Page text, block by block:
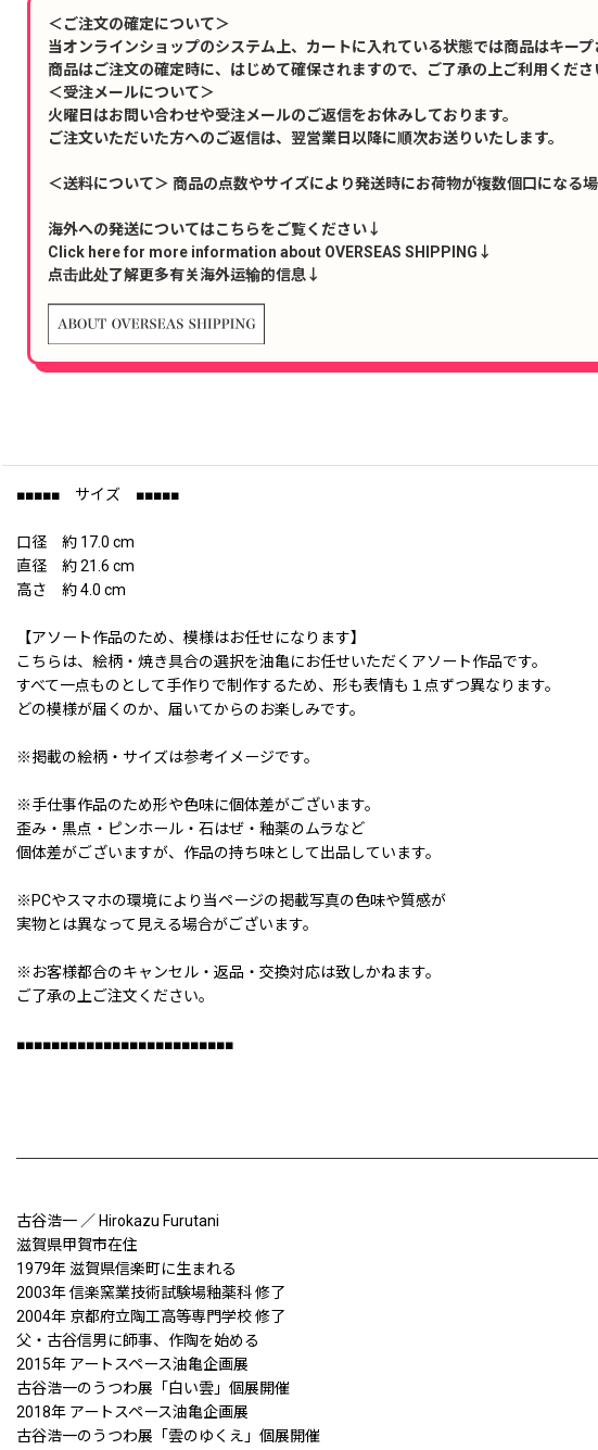
＜ご注文の確定について＞
当オンラインショップのシステム上、カートに入れている状態では商品はキープ
商品はご注文の確定時に、はじめて確保されますので、ご了承の上ご利用くださ
＜受注メールについて＞
火曜日はお問い合わせや受注メールのご返信をお休みしております。
ご注文いただいた方へのご返信は、翌営業日以降に順次お送りいたします。
＜送料について＞ 商品の点数やサイズにより発送時にお荷物が複数個口になる
海外への発送についてはこちらをご覧ください↓
Click here for more information about OVERSEAS SHIPPING↓
点击此处了解更多有关海外运输的信息↓
■■■■■ サイズ ■■■■■
口径 約 17.0 cm
直径 約 21.6 cm
高さ 約 4.0 cm
【アソート作品のため、模様はお任せになります】
こちらは、絵柄・焼き具合の選択を油亀にお任せいただくアソート作品です。
すべて一点ものとして手作りで制作するため、形も表情も１点ずつ異なります。
どの模様が届くのか、届いてからのお楽しみです。
※掲載の絵柄・サイズは参考イメージです。
※手仕事作品のため形や色味に個体差がございます。
歪み・黒点・ピンホール・石はぜ・釉薬のムラなど
個体差がございますが、作品の持ち味として出品しています。
※PCやスマホの環境により当ページの掲載写真の色味や質感が
実物とは異なって見える場合がございます。
※お客様都合のキャンセル・返品・交換対応は致しかねます。
ご了承の上ご注文ください。
■■■■■■■■■■■■■■■■■■■■■■■■■
古谷浩一 ／ Hirokazu Furutani
滋賀県甲賀市在住
1979年 滋賀県信楽町に生まれる
2003年 信楽窯業技術試験場釉薬科 修了
2004年 京都府立陶工高等専門学校 修了
父・古谷信男に師事、作陶を始める
2015年 アートスペース油亀企画展
古谷浩一のうつわ展「白い雲」個展開催
2018年 アートスペース油亀企画展
古谷浩一のうつわ展「雲のゆくえ」個展開催